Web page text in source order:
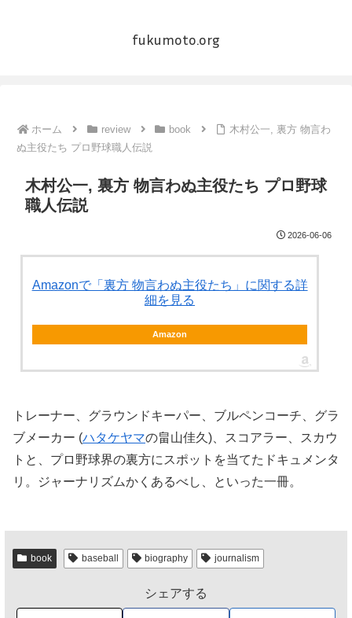
fukumoto.org
ホーム review book
木村公一, 裏方 物言わ
ぬ主役たち プロ野球職人伝説
木村公一, 裏方 物言わぬ主役たち プロ野球
職人伝説
2026-06-06
Amazonで「裏方 物言わぬ主役たち」に関する詳
細を見る
Amazon
トレーナー、グラウンドキーパー、ブルペンコーチ、グラ
ブメーカー (ハタケヤマの畠山佳久)、スコアラー、スカウ
トと、プロ野球界の裏方にスポットを当てたドキュメンタ
リ。ジャーナリズムかくあるべし、といった一冊。
book baseball biography journalism
シェアする